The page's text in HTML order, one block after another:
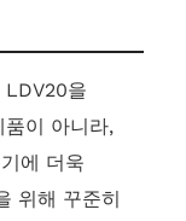
LDV20을
이 아니라,
에 더욱
위해 꾸준히